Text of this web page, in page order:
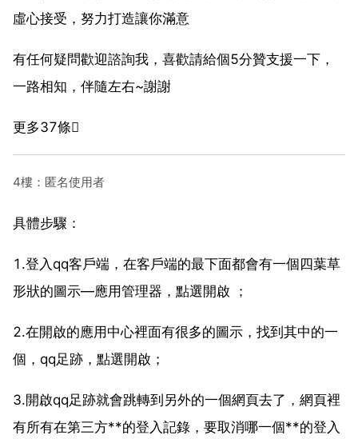
虛心接受，努力打造讓你滿意
有任何疑問歡迎諮詢我，喜歡請給個5分贊支援一下，
一路相知，伴隨左右~謝謝
更多37條
4樓：匿名使用者
具體步驟：
1.登入qq客戶端，在客戶端的最下面都會有一個四葉草
形狀的圖示—應用管理器，點選開啟 ；
2.在開啟的應用中心裡面有很多的圖示，找到其中的一
個，qq足跡，點選開啟；
3.開啟qq足跡就會跳轉到另外的一個網頁去了，網頁裡
有所有在第三方**的登入記錄，要取消哪一個**的登入